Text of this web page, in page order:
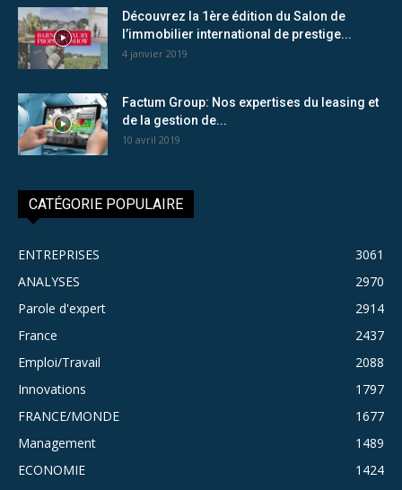
Découvrez la 1ère édition du Salon de
l’immobilier international de prestige...
4 janvier 2019
Factum Group: Nos expertises du leasing et
de la gestion de...
10 avril 2019
CATÉGORIE POPULAIRE
ENTREPRISES
3061
ANALYSES
2970
Parole d'expert
2914
France
2437
Emploi/Travail
2088
Innovations
1797
FRANCE/MONDE
1677
Management
1489
ECONOMIE
1424